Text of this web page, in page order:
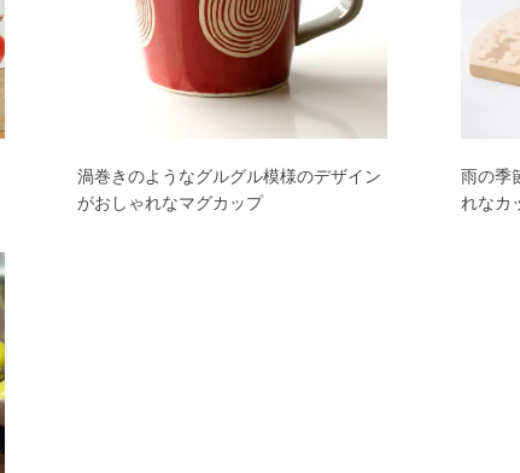
渦巻きのようなグルグル模様のデザイン
がおしゃれなマグカップ
雨の季
れなカ